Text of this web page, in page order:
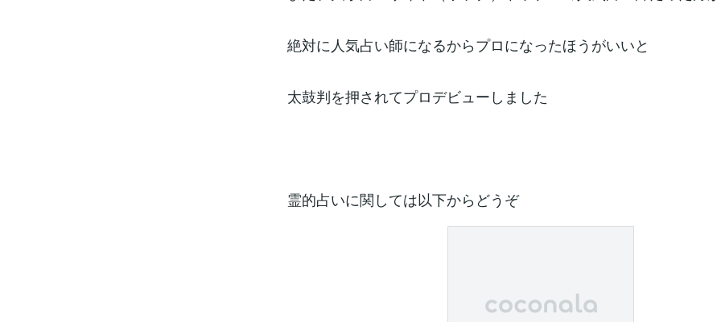
絶対に人気占い師になるからプロになったほうがいいと
太鼓判を押されてプロデビューしました
霊的占いに関しては以下からどうぞ